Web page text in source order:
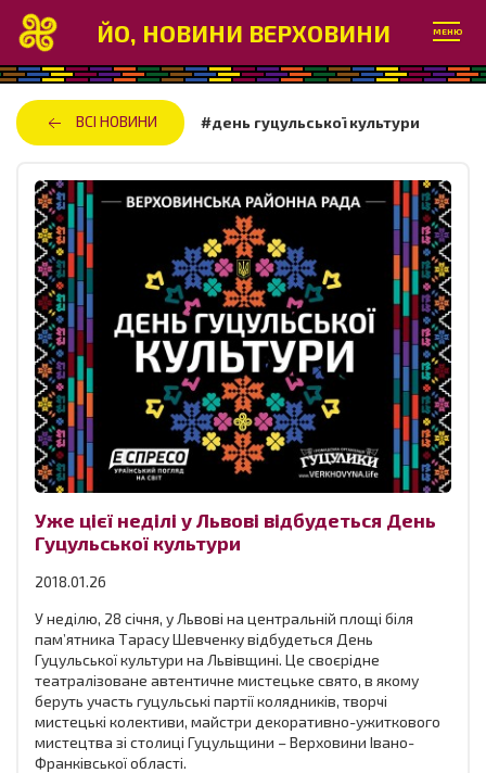
ЙО, НОВИНИ ВЕРХОВИНИ МЕНЮ
ВСІ НОВИНИ #день гуцульської культури
Уже цієї неділі у Львові відбудеться День
Гуцульської культури
2018.01.26
У неділю, 28 січня, у Львові на центральній площі біля
пам’ятника Тарасу Шевченку відбудеться День
Гуцульської культури на Львівщині. Це своєрідне
театралізоване автентичне мистецьке свято, в якому
беруть участь гуцульські партії колядників, творчі
мистецькі колективи, майстри декоративно-ужиткового
мистецтва зі столиці Гуцульщини – Верховини Івано-
Франківської області.